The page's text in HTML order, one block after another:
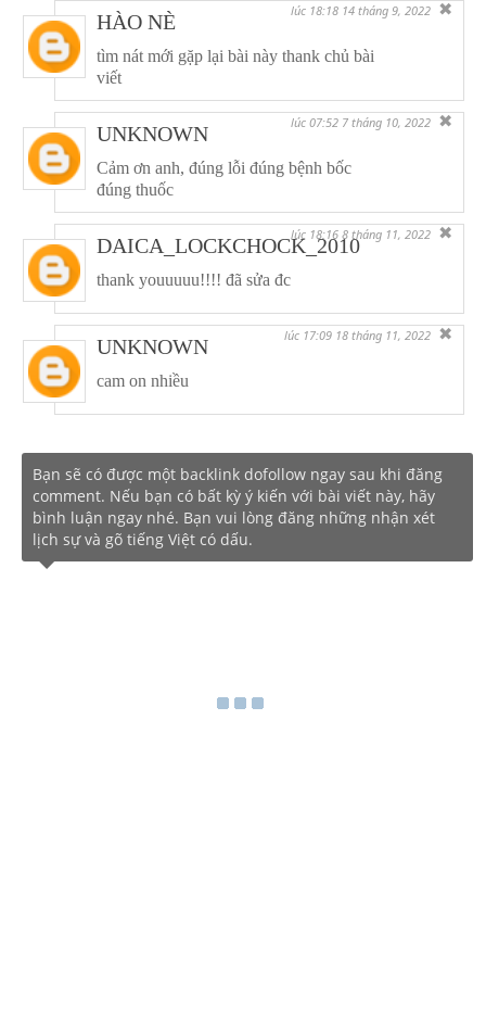
HÀO NÈ lúc 18:18 14 tháng 9, 2022 ✖
tìm nát mới gặp lại bài này thank chủ bài
viết
UNKNOWN lúc 07:52 7 tháng 10, 2022 ✖
Cảm ơn anh, đúng lỗi đúng bệnh bốc
đúng thuốc
DAICA_LOCKCHOCK_2010lúc 18:16 8 tháng 11, 2022 ✖
thank youuuuu!!!! đã sửa đc
UNKNOWN lúc 17:09 18 tháng 11, 2022 ✖
cam on nhiều
Bạn sẽ có được một backlink dofollow ngay sau khi đăng
comment. Nếu bạn có bất kỳ ý kiến với bài viết này, hãy
bình luận ngay nhé. Bạn vui lòng đăng những nhận xét
lịch sự và gõ tiếng Việt có dấu.